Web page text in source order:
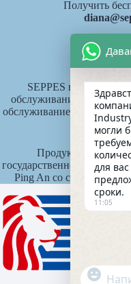
Получить
SEPPES внедряет
обслуживания "одна
обслуживание", систему
за
Продукты SEPPES
государственной
Ping An со страховой
могли
для
сроки.
11:05
"